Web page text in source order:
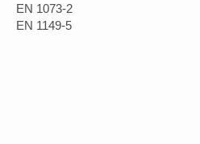
EN 1073-2
EN 1149-5